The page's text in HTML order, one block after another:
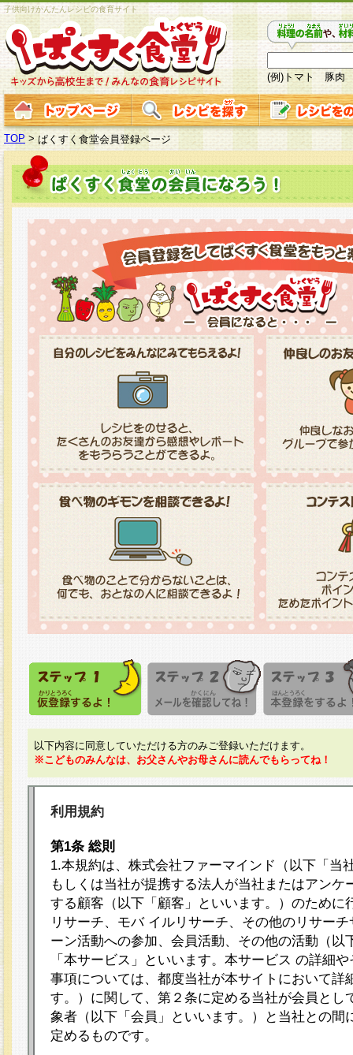
子供向けかんたんレシピの食育サイト
(例)トマト 豚肉
TOP > ぱくすく食堂会員登録ページ
以下内容に同意していただける方のみご登録いただけます。
※こどものみんなは、お父さんやお母さんに読んでもらってね！
利用規約
第1条 総則
1.本規約は、株式会社ファーマインド（以下「当
もしくは当社が提携する法人が当社またはアンケ
する顧客（以下「顧客」といいます。）のために
リサーチ、モバ イルリサーチ、その他のリサー
ーン活動への参加、会員活動、その他の活動（以
「本サービス」といいます。本サービス の詳細
事項については、都度当社が本サイトにおいて詳
す。）に関して、第２条に定める当社が会員とし
象者（以下「会員」といいます。）と当社との間
定めるものです。